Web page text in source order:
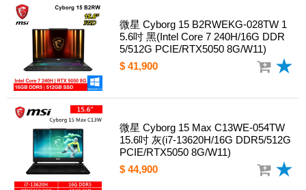
微星 Cyborg 15 B2RWEKG-028TW 1
5.6吋 黑(Intel Core 7 240H/16G DDR
5/512G PCIE/RTX5050 8G/W11)
$ 41,900
微星 Cyborg 15 Max C13WE-054TW
15.6吋 灰(i7-13620H/16G DDR5/512G
PCIE/RTX5050 8G/W11)
$ 44,900